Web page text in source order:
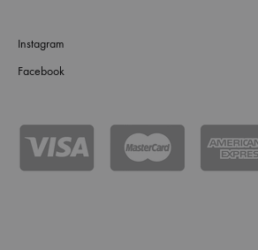
Instagram
Facebook